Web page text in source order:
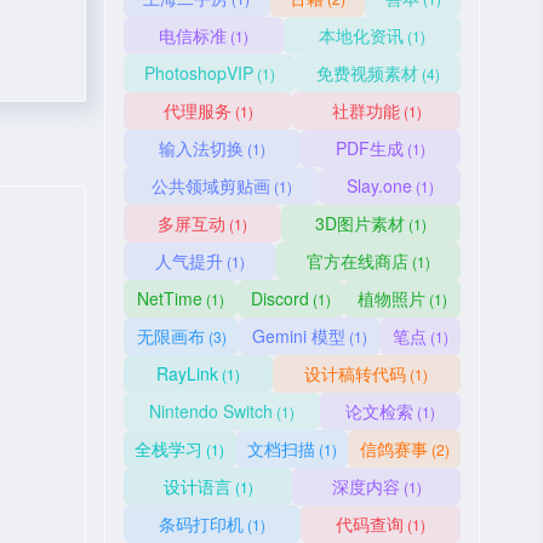
电信标准 (1) 本地化资讯 (1)
PhotoshopVIP (1) 免费视频素材 (4)
代理服务 (1) 社群功能(1)
输入法切换 (1) PDF生成 (1)
公共领域剪贴画(1) Slay.one (1)
多屏互动 (1) 3D图片素材 (1)
人气提升(1) 官方在线商店(1)
NetTime (1) Discord (1) 植物照片 (1)
无限画布(3) Gemini 模型 (1) 笔点 (1)
RayLink(1) 设计稿转代码 (1)
Nintendo Switch (1) 论文检索 (1)
全栈学习 (1) 文档扫描 (1) 信鸽赛事(2)
设计语言(1) 深度内容 (1)
条码打印机 (1) 代码查询 (1)